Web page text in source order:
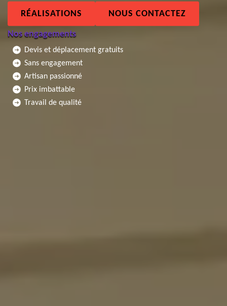
RÉALISATIONS NOUS CONTACTEZ
Nos engagements
Devis et déplacement gratuits
Sans engagement
Artisan passionné
Prix imbattable
Travail de qualité